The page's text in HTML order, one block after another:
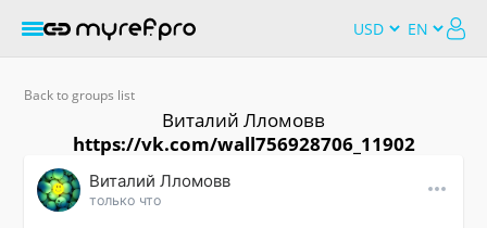
Back to groups list
Виталий Лломовв
https://vk.com/wall756928706_11902
Виталий Лломовв
только что